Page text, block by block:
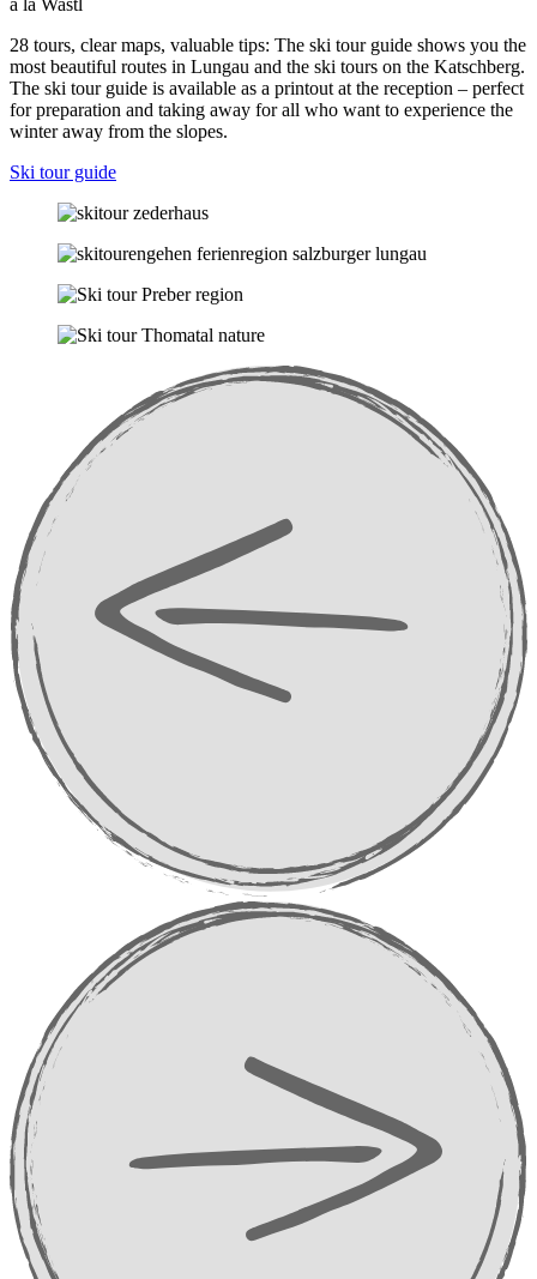
à la Wastl
28 tours, clear maps, valuable tips: The ski tour guide shows you the
most beautiful routes in Lungau and the ski tours on the Katschberg.
The ski tour guide is available as a printout at the reception – perfect
for preparation and taking away for all who want to experience the
winter away from the slopes.
Ski tour guide